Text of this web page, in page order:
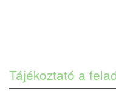
Tájékoztató a